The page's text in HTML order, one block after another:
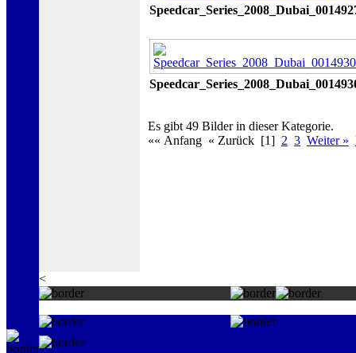
Es gibt 49 Bilder in dieser Kategorie.
«« Anfang « Zurück [1] 2 3 Weiter »
<